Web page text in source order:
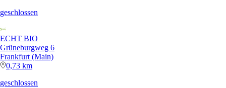
geschlossen
ECHT BIO
Grüneburgweg 6
Frankfurt (Main)
0,73 km
geschlossen